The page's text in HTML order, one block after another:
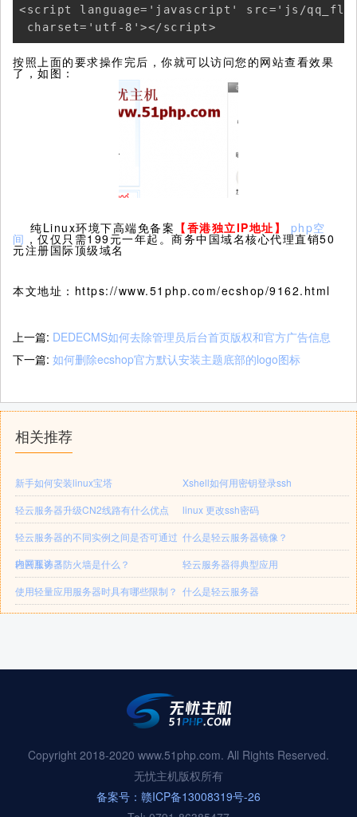
<script language='javascript' src='js/
charset='utf-8'></script>
按照上面的要求操作完后，你就可以访问您的网站查看效果
了，如图：
纯Linux环境下高端免备案 【香港独立IP地址】 php空
间 ，仅仅只需199元一年起。商务中国域名核心代理直销50
元注册国际顶级域名
本文地址：https://www.51php.com/ecshop/9162.html
上一篇: DEDECMS如何去除管理员后台首页版权和官方广告信息
下一篇: 如何删除ecshop官方默认安装主题底部的logo图标
相关推荐
新手如何安装linux宝塔
Xshell如何用密钥登录ssh
轻云服务器升级CN2线路有什么优点
linux 更改ssh密码
轻云服务器的不同实例之间是否可通过
内网互访？
什么是轻云服务器镜像？
轻云服务器防火墙是什么？
轻云服务器得典型应用
使用轻量应用服务器时具有哪些限制？ 什么是轻云服务器
Copyright 2018-2020 www.51php.com. All Rights Reserved.
无忧主机版权所有
备案号：赣ICP备13008319号-26